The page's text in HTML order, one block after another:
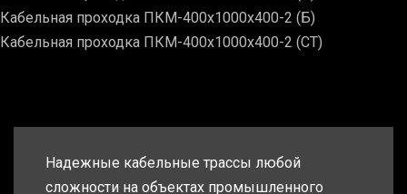
Кабельная проходка ПКМ-400х1000х400-2 (Б)
Кабельная проходка ПКМ-400х1000х400-2 (СТ)
Надежные кабельные трассы любой
сложности на объектах промышленного